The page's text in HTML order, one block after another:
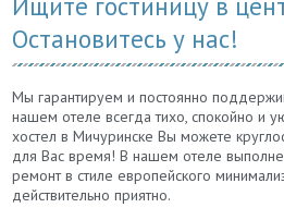
Ищите гостиницу в
Остановитесь у нас!
Мы гарантируем и постоянно
нашем отеле всегда тихо, спокойно и
хостел в Мичуринске Вы можете
для Вас время! В нашем отеле
ремонт в стиле европейского
действительно приятно.